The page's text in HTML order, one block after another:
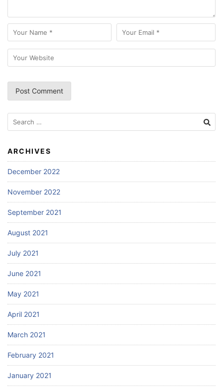
Search
for:
ARCHIVES
December 2022
November 2022
September 2021
August 2021
July 2021
June 2021
May 2021
April 2021
March 2021
February 2021
January 2021